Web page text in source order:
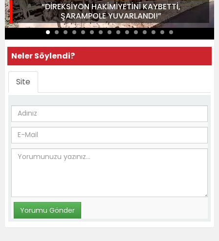
“DİREKSİYON HAKİMİYETİNİ KAYBETTİ,
ŞARAMPOLE YUVARLANDI!”
Neler Söylendi?
Site